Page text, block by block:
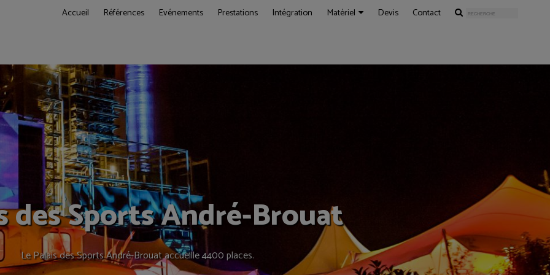
Accueil Références Evénements Prestations Intégration Matériel Devis Contact
des Sports André-Brouat
Le Palais des Sports André-Brouat accueille 4400 places.